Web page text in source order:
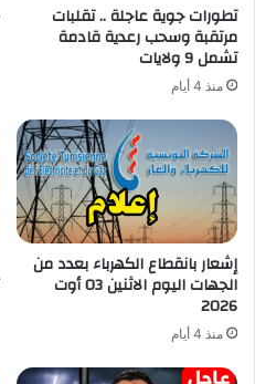
تطورات جوية عاجلة .. تقلبات
مرتقبة وسحب رعدية قادمة
تشمل 9 ولايات
منذ 4 أيام
إشعار بانقطاع الكهرباء بعدد من
الجهات اليوم الاثنين 03 أوت
2026
منذ 4 أيام